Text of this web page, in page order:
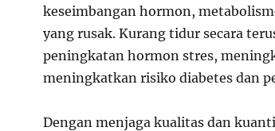
keseimbangan hormon,
yang rusak. Kurang tidur secara
peningkatan hormon stres,
meningkatkan risiko diabetes dan
Dengan menjaga kualitas dan